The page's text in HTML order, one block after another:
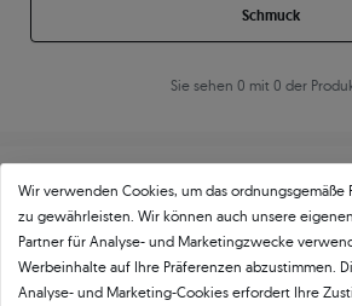
Schmuck
Sie sehen 0 mit 0 der
Über11 4845★-
Wir verwenden Cookies, um das
zu gewährleisten. Wir können auch unsere
Partner für Analyse- und Marketingzwecke
Werbeinhalte auf Ihre Präferenzen abzustimmen.
Analyse- und Marketing-Cookies erfordert Ihre